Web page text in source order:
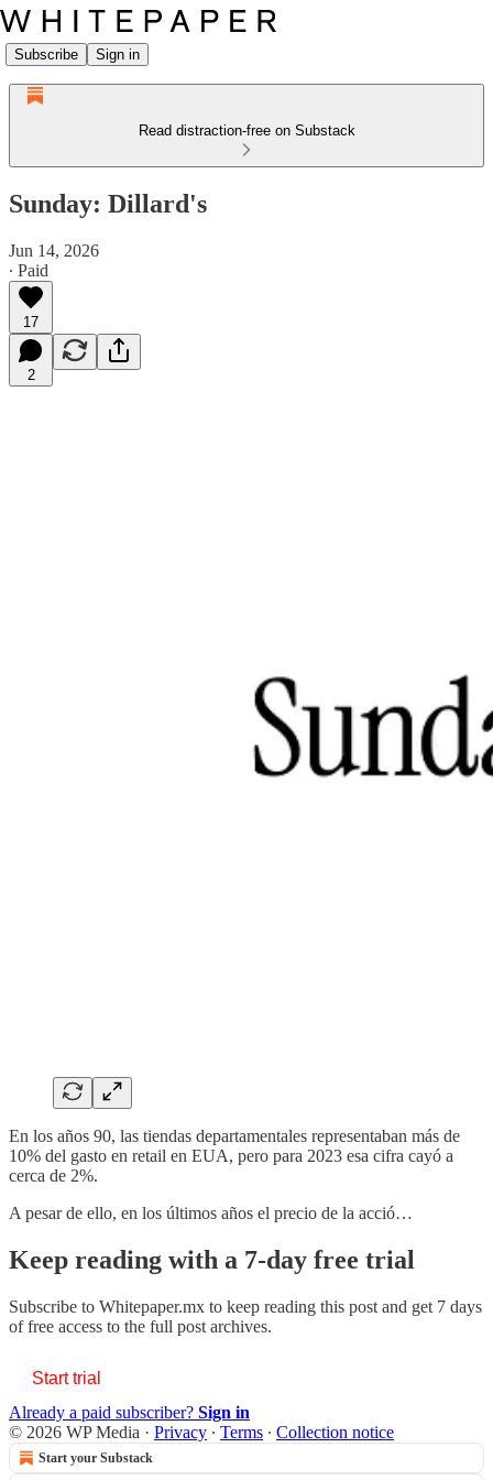
Subscribe Sign in
Read distraction-free on Substack
Sunday: Dillard's
Jun 14, 2026
∙ Paid
17
2
En los años 90, las tiendas departamentales representaban más de
10% del gasto en retail en EUA, pero para 2023 esa cifra cayó a
cerca de 2%.
A pesar de ello, en los últimos años el precio de la acció…
Keep reading with a 7-day free trial
Subscribe to Whitepaper.mx to keep reading this post and get 7 days
of free access to the full post archives.
Start trial
Already a paid subscriber? Sign in
© 2026 WP Media · Privacy ∙ Terms ∙ Collection notice
Start your Substack